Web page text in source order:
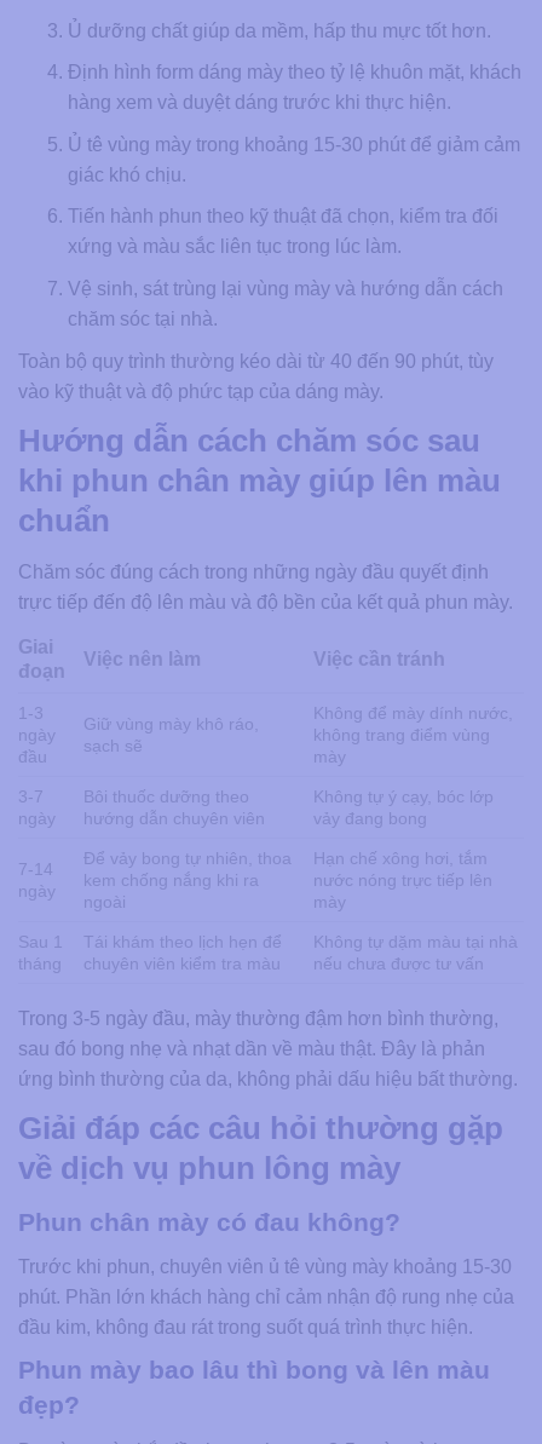
Ủ dưỡng chất giúp da mềm, hấp thu mực tốt hơn.
Định hình form dáng mày theo tỷ lệ khuôn mặt, khách
hàng xem và duyệt dáng trước khi thực hiện.
Ủ tê vùng mày trong khoảng 15-30 phút để giảm cảm
giác khó chịu.
Tiến hành phun theo kỹ thuật đã chọn, kiểm tra đối
xứng và màu sắc liên tục trong lúc làm.
Vệ sinh, sát trùng lại vùng mày và hướng dẫn cách
chăm sóc tại nhà.
Toàn bộ quy trình thường kéo dài từ 40 đến 90 phút, tùy
vào kỹ thuật và độ phức tạp của dáng mày.
Hướng dẫn cách chăm sóc sau
khi phun chân mày giúp lên màu
chuẩn
Chăm sóc đúng cách trong những ngày đầu quyết định
trực tiếp đến độ lên màu và độ bền của kết quả phun mày.
Giai
đoạn
Việc nên làm Việc cần tránh
1-3
ngày
đầu
Giữ vùng mày khô ráo,
sạch sẽ
Không để mày dính nước,
không trang điểm vùng
mày
3-7
ngày
Bôi thuốc dưỡng theo
hướng dẫn chuyên viên
Không tự ý cạy, bóc lớp
vảy đang bong
7-14
ngày
Để vảy bong tự nhiên, thoa
kem chống nắng khi ra
ngoài
Hạn chế xông hơi, tắm
nước nóng trực tiếp lên
mày
Sau 1
tháng
Tái khám theo lịch hẹn để
chuyên viên kiểm tra màu
Không tự dặm màu tại nhà
nếu chưa được tư vấn
Trong 3-5 ngày đầu, mày thường đậm hơn bình thường,
sau đó bong nhẹ và nhạt dần về màu thật. Đây là phản
ứng bình thường của da, không phải dấu hiệu bất thường.
Giải đáp các câu hỏi thường gặp
về dịch vụ phun lông mày
Phun chân mày có đau không?
Trước khi phun, chuyên viên ủ tê vùng mày khoảng 15-30
phút. Phần lớn khách hàng chỉ cảm nhận độ rung nhẹ của
đầu kim, không đau rát trong suốt quá trình thực hiện.
Phun mày bao lâu thì bong và lên màu
đẹp?